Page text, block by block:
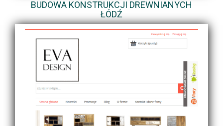
BUDOWA KONSTRUKCJI DREWNIANYCH
ŁÓDŹ